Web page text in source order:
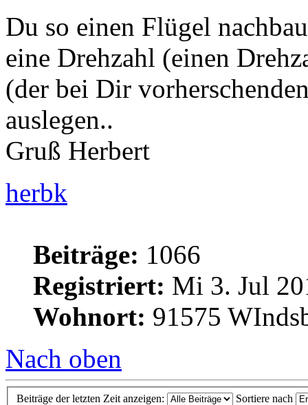
Du so einen Flügel
eine Drehzahl (einen
(der bei Dir
auslegen..
Gruß Herbert
herbk
Beiträge: 1066
Registriert: Mi 3. Jul
Wohnort: 91575
Nach oben
Beiträge der letzten Zeit anzeigen: Sortiere nach